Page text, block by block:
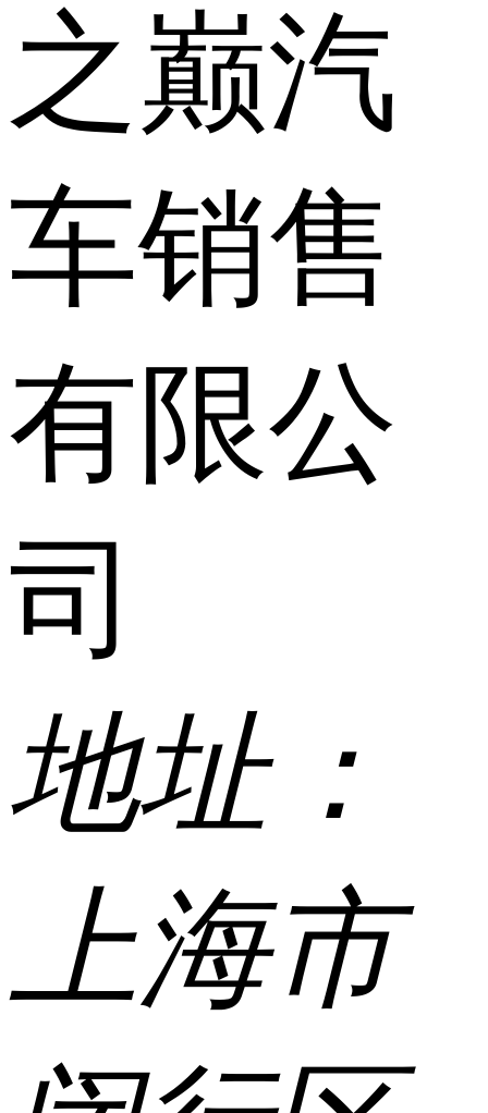
之巅汽
车销售
有限公
司
地址：
上海市